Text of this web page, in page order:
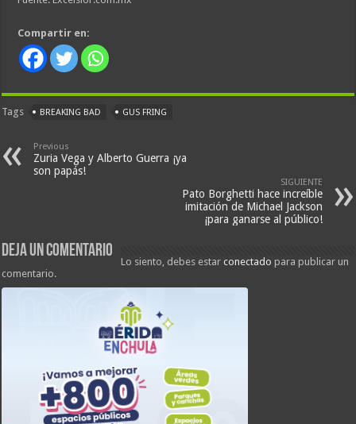
Compartir en:
Tags BREAKING BAD GUS FRING
Previous
Zuria Vega y Alberto Guerra ¡ya
son papás!
SIGUIENTE
Pato Borghetti hace increíble
imitación de Michael Jackson
¡para ganarse al público!
Deja un comentario
Lo siento, debes estarconectado para publicar un
comentario.